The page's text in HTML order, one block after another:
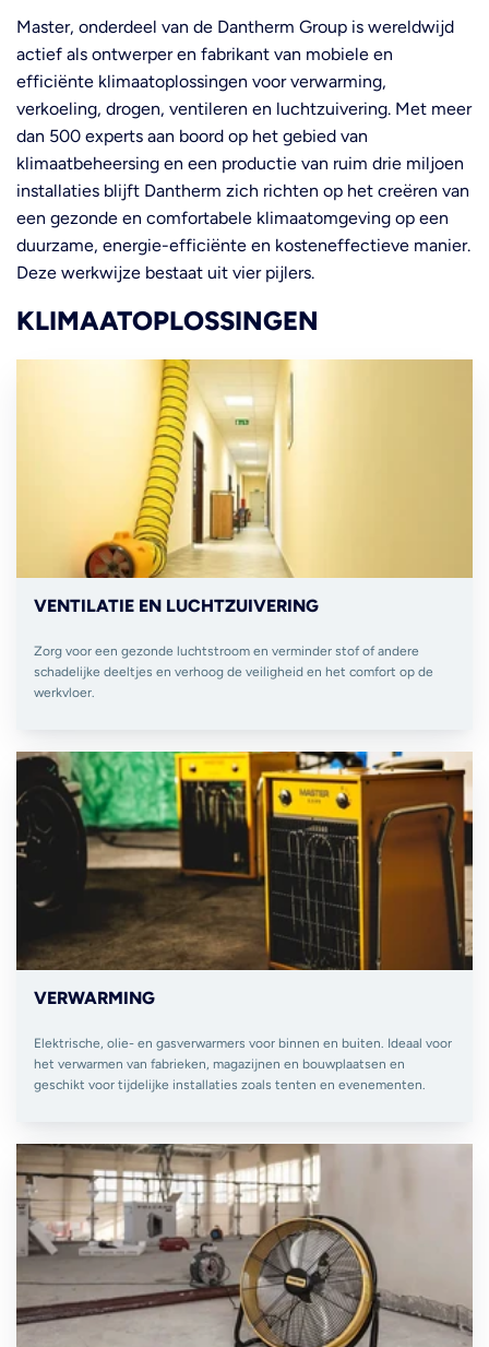
Master, onderdeel van de Dantherm Group is wereldwijd
actief als ontwerper en fabrikant van mobiele en
efficiënte klimaatoplossingen voor verwarming,
verkoeling, drogen, ventileren en luchtzuivering. Met meer
dan 500 experts aan boord op het gebied van
klimaatbeheersing en een productie van ruim drie miljoen
installaties blijft Dantherm zich richten op het creëren van
een gezonde en comfortabele klimaatomgeving op een
duurzame, energie-efficiënte en kosteneffectieve manier.
Deze werkwijze bestaat uit vier pijlers.
KLIMAATOPLOSSINGEN
VENTILATIE EN LUCHTZUIVERING
Zorg voor een gezonde luchtstroom en verminder stof of andere
schadelijke deeltjes en verhoog de veiligheid en het comfort op de
werkvloer.
VERWARMING
Elektrische, olie- en gasverwarmers voor binnen en buiten. Ideaal voor
het verwarmen van fabrieken, magazijnen en bouwplaatsen en
geschikt voor tijdelijke installaties zoals tenten en evenementen.